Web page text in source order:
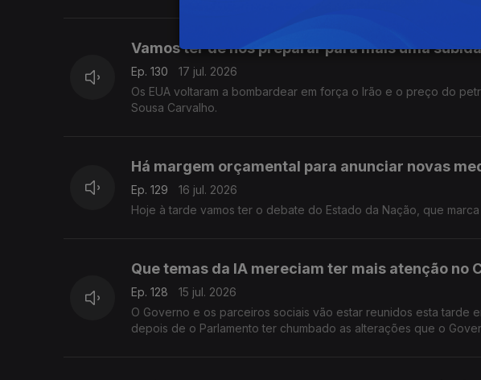
Vamos ter de nos preparar para mais uma
Ep. 130
17 jul. 2026
Os EUA voltaram a bombardear em força o Irão e o preço do
Sousa Carvalho.
Há margem orçamental para anunciar novas
Ep. 129
16 jul. 2026
Hoje à tarde vamos ter o debate do Estado da Nação, que
Que temas da IA mereciam ter mais atenção no
Ep. 128
15 jul. 2026
O Governo e os parceiros sociais vão estar reunidos esta tarde
depois de o Parlamento ter chumbado as alterações que o